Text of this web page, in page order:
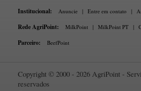
Institucional: Anuncie | Entre em contato |
Rede AgriPoint: MilkPoint | MilkPoint PT |
Parceiro: BeefPoint
Copyright © 2000 - 2026 AgriPoint -
reservados